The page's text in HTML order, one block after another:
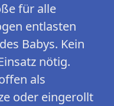
für alle
entlasten
Babys. Kein
nötig.
als
oder eingerollt